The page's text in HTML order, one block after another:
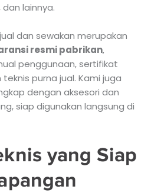
dan lainnya.
dan sewakan merupakan
resmi pabrikan,
penggunaan, sertifikat
purna jual. Kami juga
dengan aksesori dan
siap digunakan langsung di
yang Siap